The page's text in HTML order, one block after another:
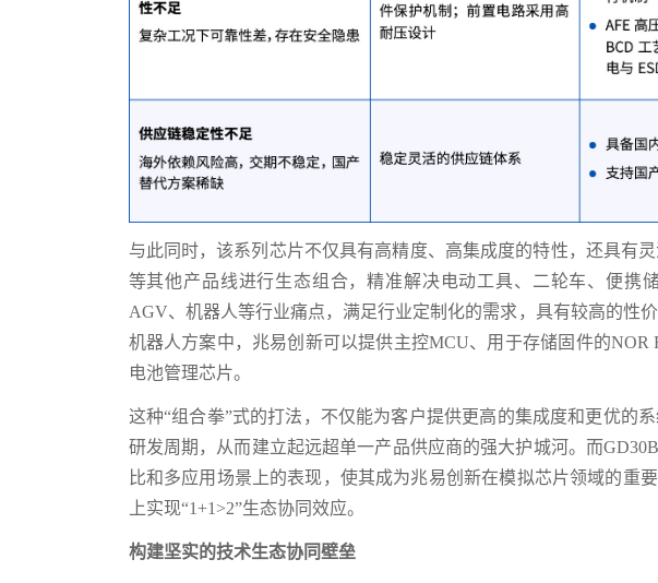
与此同时，该系列芯片不仅具有高精度、高集成度的特性，还具有
等其他产品线进行生态组合，精准解决电动工具、二轮车、便携
AGV、机器人等行业痛点，满足行业定制化的需求，具有较高的性
机器人方案中，兆易创新可以提供主控MCU、用于存储固件的NOR
电池管理芯片。
这种“组合拳”式的打法，不仅能为客户提供更高的集成度和更优的
研发周期，从而建立起远超单一产品供应商的强大护城河。而
比和多应用场景上的表现，使其成为兆易创新在模拟芯片领域的重
上实现“1+1>2”生态协同效应。
构建坚实的技术生态协同壁垒